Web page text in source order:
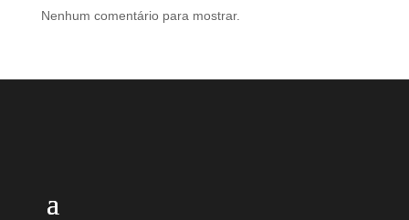
Nenhum comentário para mostrar.